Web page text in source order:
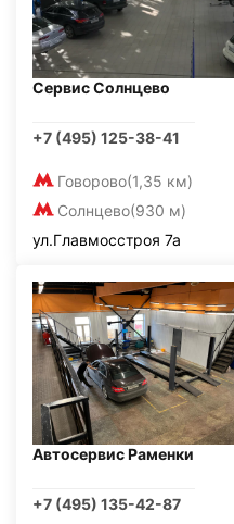
Сервис Солнцево
+7 (495) 125-38-41
Говорово(1,35 км)
Солнцево(930 м)
ул.Главмосстроя 7а
Автосервис Раменки
+7 (495) 135-42-87